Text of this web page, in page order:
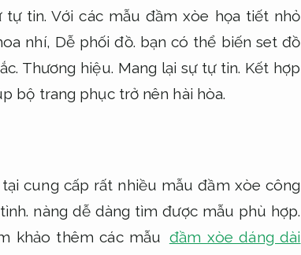
tự tin. Với các mẫu đầm xòe họa tiết nhỏ
nhí, Dễ phối đồ. bạn có thể biến set đồ
Thương hiệu. Mang lại sự tự tin. Kết hợp
bộ trang phục trở nên hài hòa.
cung cấp rất nhiều mẫu đầm xòe công
nàng dễ dàng tìm được mẫu phù hợp.
khảo thêm các mẫu đầm xòe dáng dài